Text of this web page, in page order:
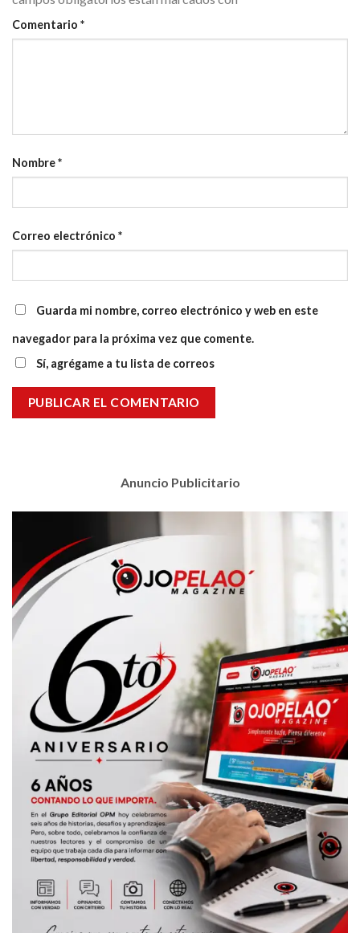
Comentario *
Nombre*
Correo electrónico *
Guarda mi nombre, correo electrónico y web en este
navegador para la próxima vez que comente.
Sí, agrégame a tu lista de correos
Anuncio Publicitario